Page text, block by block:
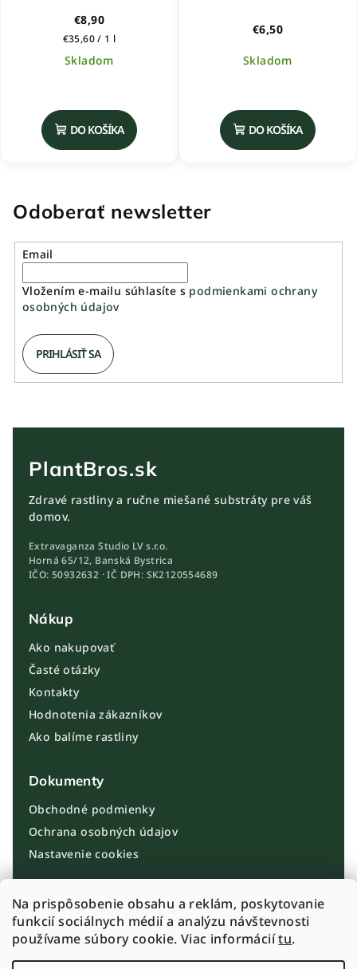
Na prispôsobenie obsahu a reklám, poskytovanie
funkcií sociálnych médií a analýzu návštevnosti
používame súbory cookie. Viac informáciítu.
€8,90
Jednotková
cena:
€35,60 / 1 l
Skladom
produktu
je
5,0
DO KOŠÍKA
€6,50
Skladom
DO KOŠÍKA
Odoberať newsletter
Email
Vložením e-mailu súhlasíte s podmienkami ochrany
osobných údajov
PRIHLÁSIŤ SA
PlantBros.sk
Zdravé rastliny a ručne miešané substráty pre váš
domov.
Extravaganza Studio LV s.r.o.
Horná 65/12, Banská Bystrica
IČO: 50932632 · IČ DPH: SK2120554689
Nákup
Ako nakupovať
Časté otázky
Kontakty
Hodnotenia zákazníkov
Ako balíme rastliny
Dokumenty
Obchodné podmienky
Ochrana osobných údajov
Nastavenie cookies
Kontakt
info@plantbros.sk
+421 910 100 099